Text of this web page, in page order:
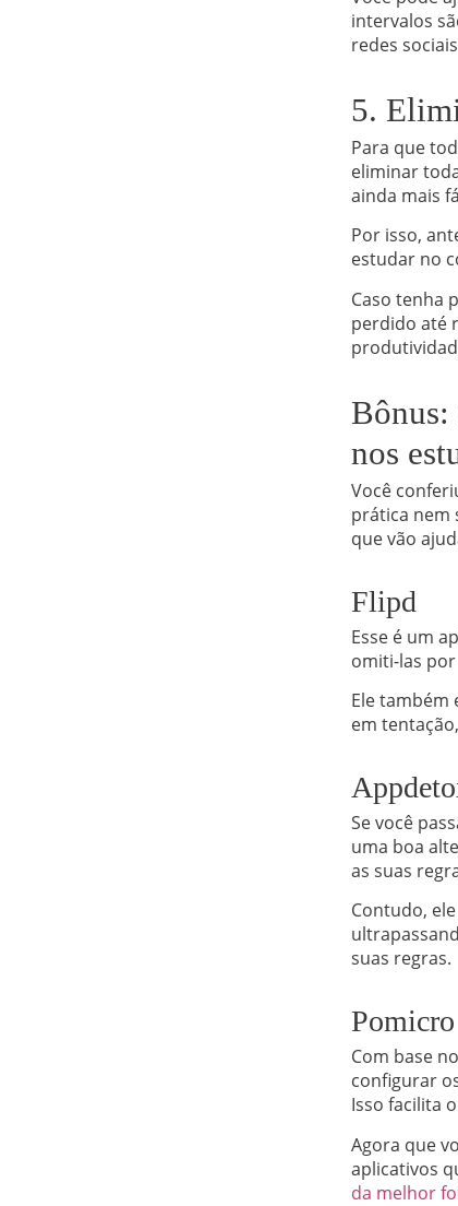
intervalos
redes
5.
Para que
eliminar
ainda mais
Por isso,
estudar no
Caso tenha
perdido até
Bônus:
nos
Você
prática nem
que vão
Flipd
Esse é um
omiti-las
Ele também
em
Se você
uma boa
as suas
Contudo,
suas regras.
Pomicro
Com base
configurar
Isso facilita
Agora que
aplicativos
da melhor